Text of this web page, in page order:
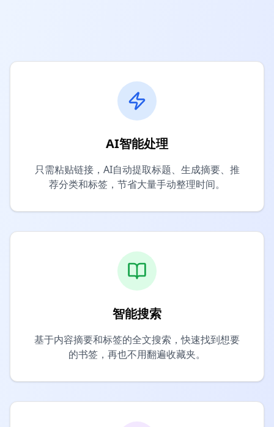
AI智能处理
只需粘贴链接，AI自动提取标题、生成摘要、推
荐分类和标签，节省大量手动整理时间。
智能搜索
基于内容摘要和标签的全文搜索，快速找到想要
的书签，再也不用翻遍收藏夹。